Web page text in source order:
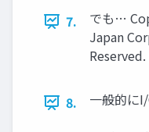
7.
でも…
Japan
8.
一般的に